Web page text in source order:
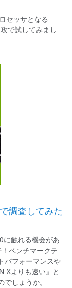
セッサとなる
で試してみまし
調査してみた
に触れる機会があ
ベンチマークテ
パフォーマンスや
Xよりも速い』と
しょうか。